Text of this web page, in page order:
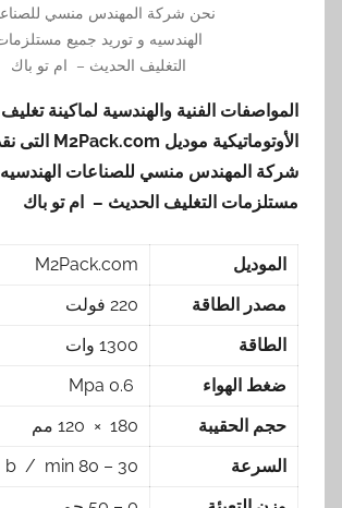
نحن شركة المهندس منسي
الهندسيه و توريد جميع
التغليف الحديث – ام تو باك
المواصفات الفنية والهندسية لماكينة
الأوتوماتيكية موديل M2Pack.com التى
شركة المهندس منسي للصناعات الهندسيه
مستلزمات التغليف الحديث – ام تو باك
الموديل
M2Pack.com
مصدر الطاقة
220 فولت
الطاقة
1300 وات
ضغط الهواء
حجم الحقيبة
180 × 120 مم
السرعة
30 – 80 b / min